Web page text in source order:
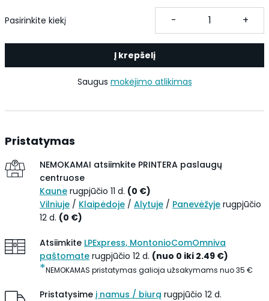
Pasirinkite kiekį - +
Į krepšelį
Saugus mokėjimo atlikimas
Pristatymas
NEMOKAMAI atsiimkite PRINTERA paslaugų
centruose
Kaune rugpjūčio 11 d. (0 €)
Vilniuje / Klaipėdoje / Alytuje / Panevėžyje rugpjūčio
12 d. (0 €)
Atsiimkite LPExpress, MontonioComOmniva
paštomate rugpjūčio 12 d. (nuo 0 iki 2.49 €)
*NEMOKAMAS pristatymas galioja užsakymams nuo35 €
Pristatysime į namus / biurą rugpjūčio 12 d.